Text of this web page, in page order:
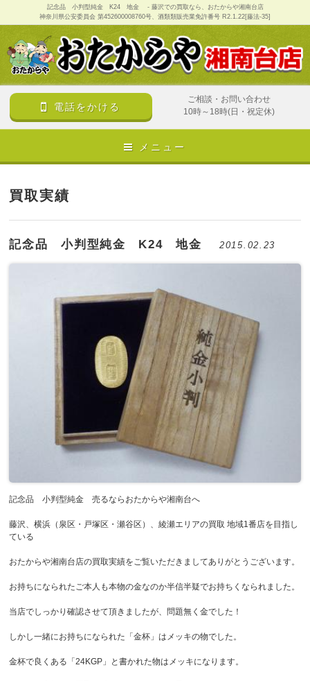
記念品 小判型純金 K24 地金 - 藤沢での買取なら、おたからや湘南台店
神奈川県公安委員会 第452600008760号、酒類類販売業免許番号 R2.1.22[藤法-35]
電話をかける
ご相談・お問い合わせ
10時～18時(日・祝定休)
メニュー
買取実績
記念品 小判型純金 K24 地金2015.02.23
記念品 小判型純金 売るならおたからや湘南台へ
藤沢、横浜（泉区・戸塚区・瀬谷区）、綾瀬エリアの買取 地域1番店を目指し
ている
おたからや湘南台店の買取実績をご覧いただきましてありがとうございます。
お持ちになられたご本人も本物の金なのか半信半疑でお持ちくなられました。
当店でしっかり確認させて頂きましたが、問題無く金でした！
しかし一緒にお持ちになられた「金杯」はメッキの物でした。
金杯で良くある「24KGP」と書かれた物はメッキになります。